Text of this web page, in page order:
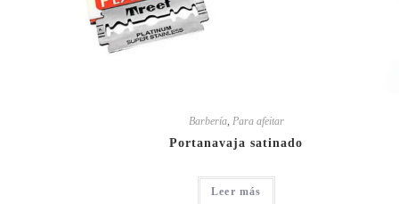
Barbería, Para afeitar
Portanavaja satinado
Leer más